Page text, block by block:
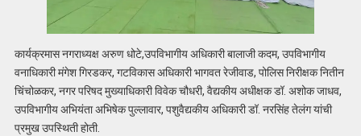
कार्यक्रमास नगराध्यक्ष अरुण धोटे,उपविभागीय अधिकारी बालाजी कदम, उपविभागीय
वनाधिकारी मंगेश गिरडकर, गटविकास अधिकारी भागवत रेजीवाड, पोलिस निरीक्षक नितीन
चिंचोळकर, नगर परिषद मुख्याधिकारी विवेक चौधरी, वैद्यकीय अधीक्षक डॉ. अशोक जाधव,
उपविभागीय अभियंता अभिषेक पुल्लावार, पशुवैद्यकीय अधिकारी डॉ. नरसिंह तेलंग यांची
प्रमुख उपस्थिती होती.